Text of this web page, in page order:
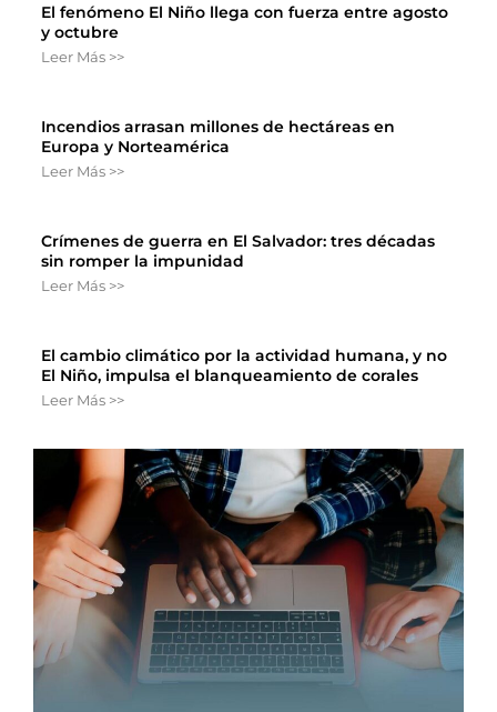
El fenómeno El Niño llega con fuerza entre agosto
y octubre
Leer Más >>
Incendios arrasan millones de hectáreas en
Europa y Norteamérica
Leer Más >>
Crímenes de guerra en El Salvador: tres décadas
sin romper la impunidad
Leer Más >>
El cambio climático por la actividad humana, y no
El Niño, impulsa el blanqueamiento de corales
Leer Más >>